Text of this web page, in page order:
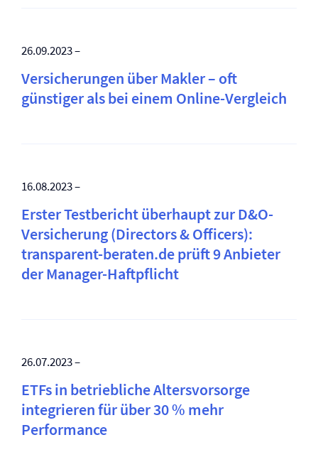
26.09.2023 –
Versicherungen über Makler – oft
günstiger als bei einem Online-Vergleich
16.08.2023 –
Erster Testbericht überhaupt zur D&O-
Versicherung (Directors & Officers):
transparent-beraten.de prüft 9 Anbieter
der Manager-Haftpflicht
26.07.2023 –
ETFs in betriebliche Altersvorsorge
integrieren für über 30 % mehr
Performance